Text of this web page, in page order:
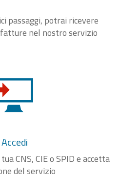
passaggi, potrai ricevere
nel nostro servizio
CNS, CIE o SPID e accetta
del servizio